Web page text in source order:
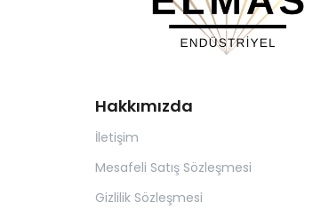
Hakkımızda
İletişim
Mesafeli Satış Sözleşmesi
Gizlilik Sözleşmesi